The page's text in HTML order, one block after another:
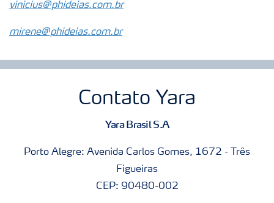
vinicius@phideias.com.br
mirene@phideias.com.br
Contato Yara
Yara Brasil S.A
Porto Alegre: Avenida Carlos Gomes, 1672 - Três
Figueiras
CEP: 90480-002